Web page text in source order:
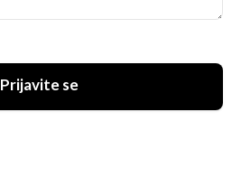
Prijavite se